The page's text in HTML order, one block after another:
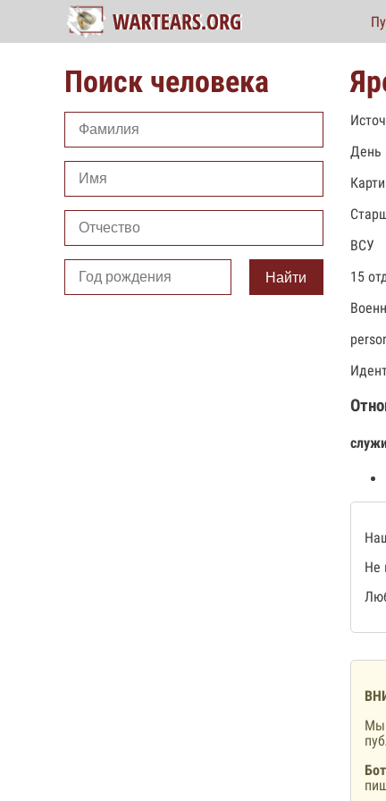
Поиск человека
Найти
День
ВСУ
15
Не
Мы